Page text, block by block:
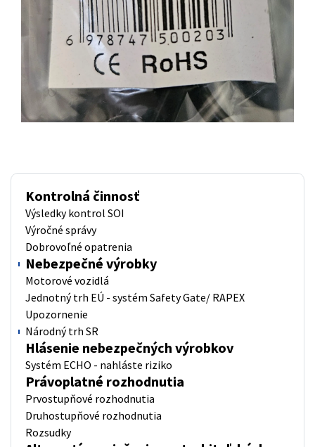
Kontrolná činnosť
Výsledky kontrol SOI
Výročné správy
Dobrovoľné opatrenia
Nebezpečné výrobky
Motorové vozidlá
Jednotný trh EÚ - systém Safety Gate/ RAPEX
Upozornenie
Národný trh SR
Hlásenie nebezpečných výrobkov
Systém ECHO - nahláste riziko
Právoplatné rozhodnutia
Prvostupňové rozhodnutia
Druhostupňové rozhodnutia
Rozsudky